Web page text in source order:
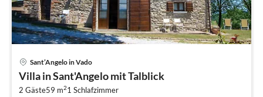
Sant’Angelo in Vado
Villa in Sant'Angelo mit Talblick
2 Gäste59 m21 Schlafzimmer